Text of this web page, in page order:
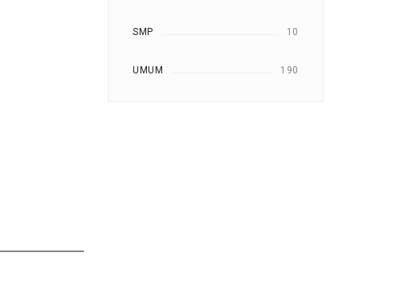
SMP 10
UMUM 190